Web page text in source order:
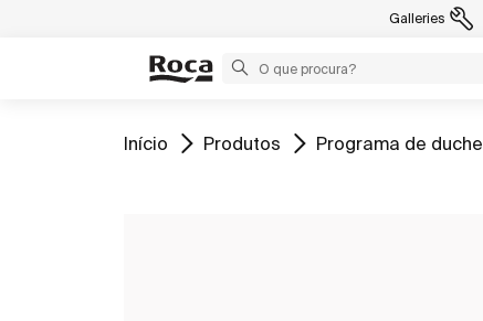
Galleries
Ir para
Início Ir para
Produtos Ir para
Programa de duche